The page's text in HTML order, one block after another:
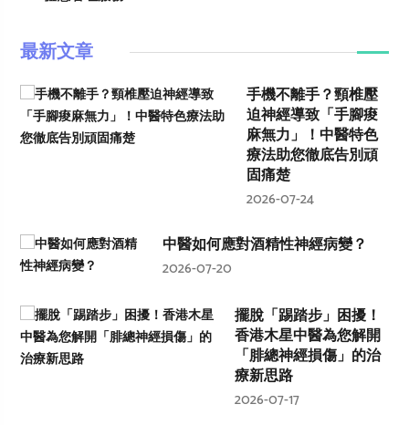
最新文章
手機不離手？頸椎壓
迫神經導致「手腳痠
麻無力」！中醫特色
療法助您徹底告別頑
固痛楚
2026-07-24
中醫如何應對酒精性神經病變？
2026-07-20
擺脫「踢踏步」困擾！
香港木星中醫為您解開
「腓總神經損傷」的治
療新思路
2026-07-17